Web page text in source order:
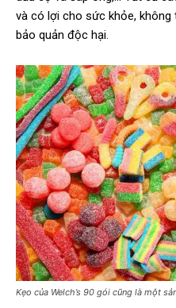
và có lợi cho sức khỏe,
bảo quản độc hại.
Kẹo của Welch’s 90 gói cũng là một